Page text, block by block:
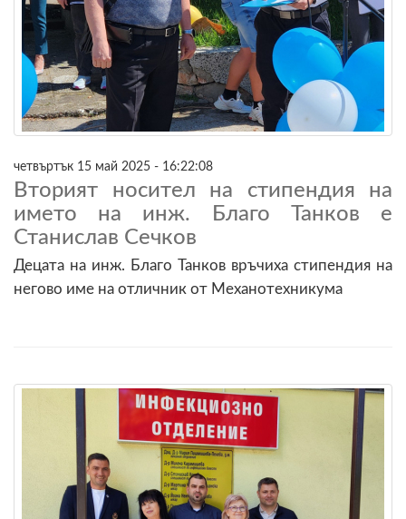
четвъртък 15 май 2025 - 16:22:08
Вторият носител на стипендия на
името на инж. Благо Танков е
Станислав Сечков
Децата на инж. Благо Танков връчиха стипендия на
негово име на отличник от Механотехникума